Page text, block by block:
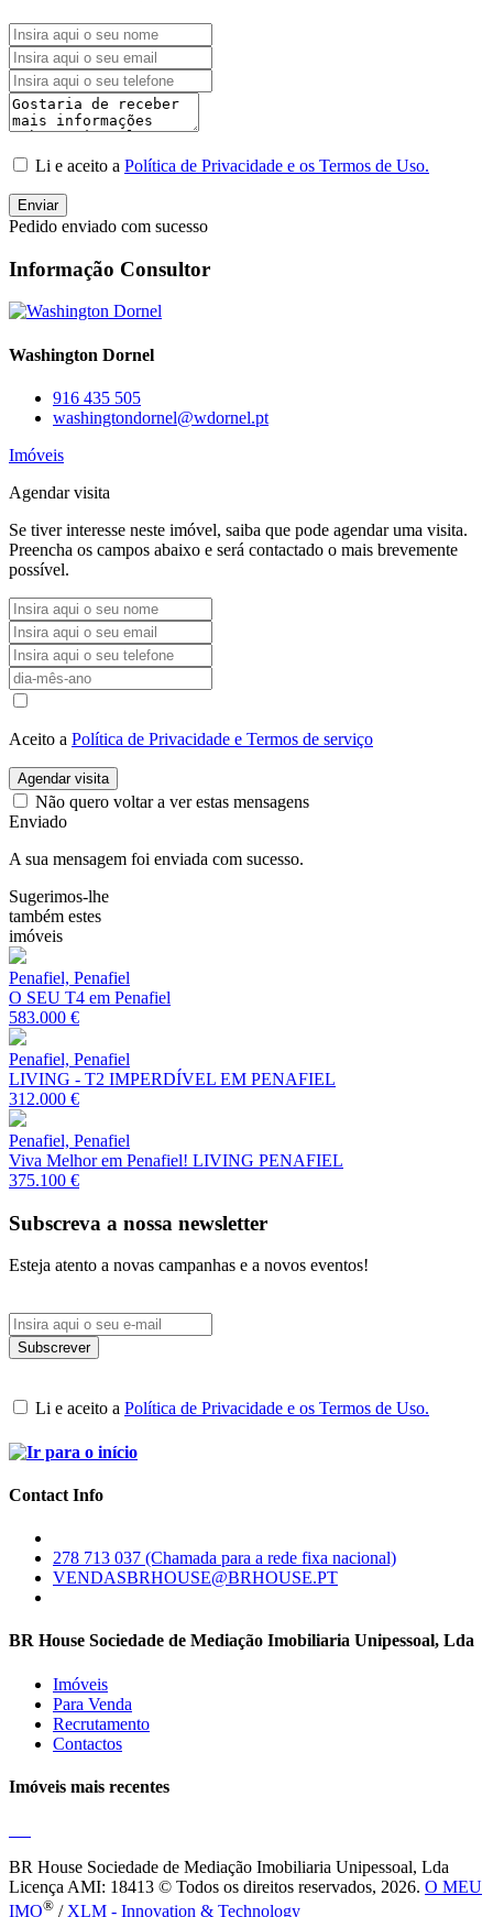
Li e aceito a Política de Privacidade e os Termos de Uso.
Enviar
Pedido enviado com sucesso
Informação Consultor
Washington Dornel
916 435 505
washingtondornel@wdornel.pt
Imóveis
Agendar visita
Se tiver interesse neste imóvel, saiba que pode agendar uma visita.
Preencha os campos abaixo e será contactado o mais brevemente
possível.
Aceito a Política de Privacidade e Termos de serviço
Agendar visita
Não quero voltar a ver estas mensagens
Enviado
A sua mensagem foi enviada com sucesso.
Sugerimos-lhe
também estes
imóveis
Penafiel, Penafiel
O SEU T4 em Penafiel
583.000 €
Penafiel, Penafiel
LIVING - T2 IMPERDÍVEL EM PENAFIEL
312.000 €
Penafiel, Penafiel
Viva Melhor em Penafiel! LIVING PENAFIEL
375.100 €
Subscreva a nossa newsletter
Esteja atento a novas campanhas e a novos eventos!
Li e aceito a Política de Privacidade e os Termos de Uso.
Contact Info
278 713 037 (Chamada para a rede fixa nacional)
VENDASBRHOUSE@BRHOUSE.PT
BR House Sociedade de Mediação Imobiliaria Unipessoal, Lda
Imóveis
Para Venda
Recrutamento
Contactos
Imóveis mais recentes
BR House Sociedade de Mediação Imobiliaria Unipessoal, Lda
Licença AMI: 18413 © Todos os direitos reservados, 2026. O MEU
IMO® /XLM - Innovation & Technology